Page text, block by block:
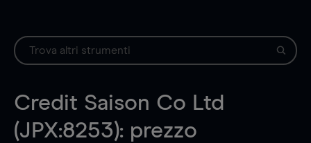
Credit Saison Co Ltd
(JPX:8253): prezzo